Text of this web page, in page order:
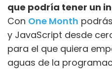
que podría tener un
Con One Month
y JavaScript desde
para el que quiera
aguas de la